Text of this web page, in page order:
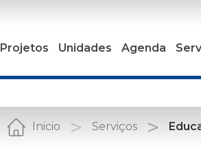
Projetos Unidades Agenda
Inicio Serviços